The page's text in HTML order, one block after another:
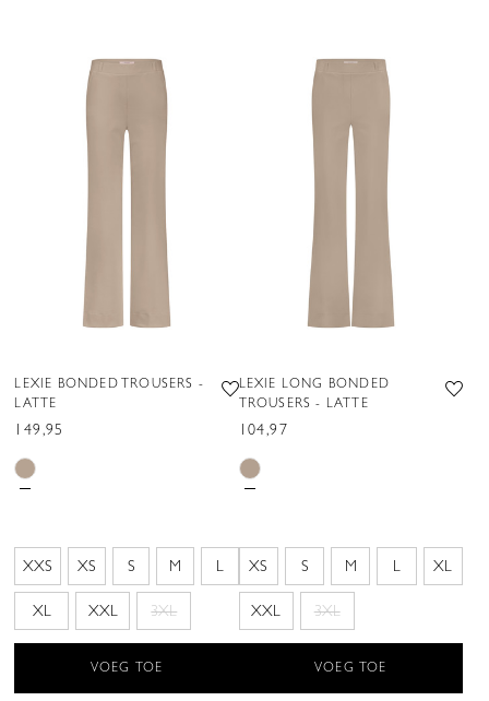
LEXIE BONDED TROUSERS -
LATTE
149,95
XXS XS S M L
XL XXL 3XL
VOEG TOE
LEXIE LONG BONDED
TROUSERS - LATTE
104,97
XS S M L XL
XXL 3XL
VOEG TOE